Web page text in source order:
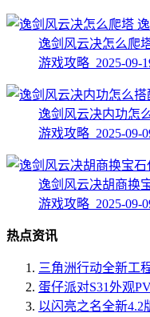
逸剑风云决怎么爬
游戏攻略 2025-09-
逸剑风云决内功怎
游戏攻略 2025-09-
逸剑风云决胡商换
游戏攻略 2025-09-
热点资讯
三角洲行动全新工
蛋仔派对S31外观
以闪亮之名全新4.2